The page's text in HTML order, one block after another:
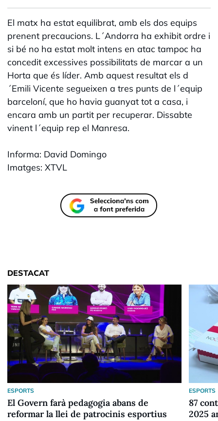
El matx ha estat equilibrat, amb els dos equips
prenent precaucions. L´Andorra ha exhibit ordre i
si bé no ha estat molt intens en atac tampoc ha
concedit excessives possibilitats de marcar a un
Horta que és líder. Amb aquest resultat els d
´Emili Vicente segueixen a tres punts de l´equip
barceloní, que ho havia guanyat tot a casa, i
encara amb un partit per recuperar. Dissabte
vinent l´equip rep el Manresa.
Informa: David Domingo
Imatges: XTVL
DESTACAT
ESPORTS
El Govern farà pedagogia abans de
reformar la llei de patrocinis esportius
ESPORTS
87
2025